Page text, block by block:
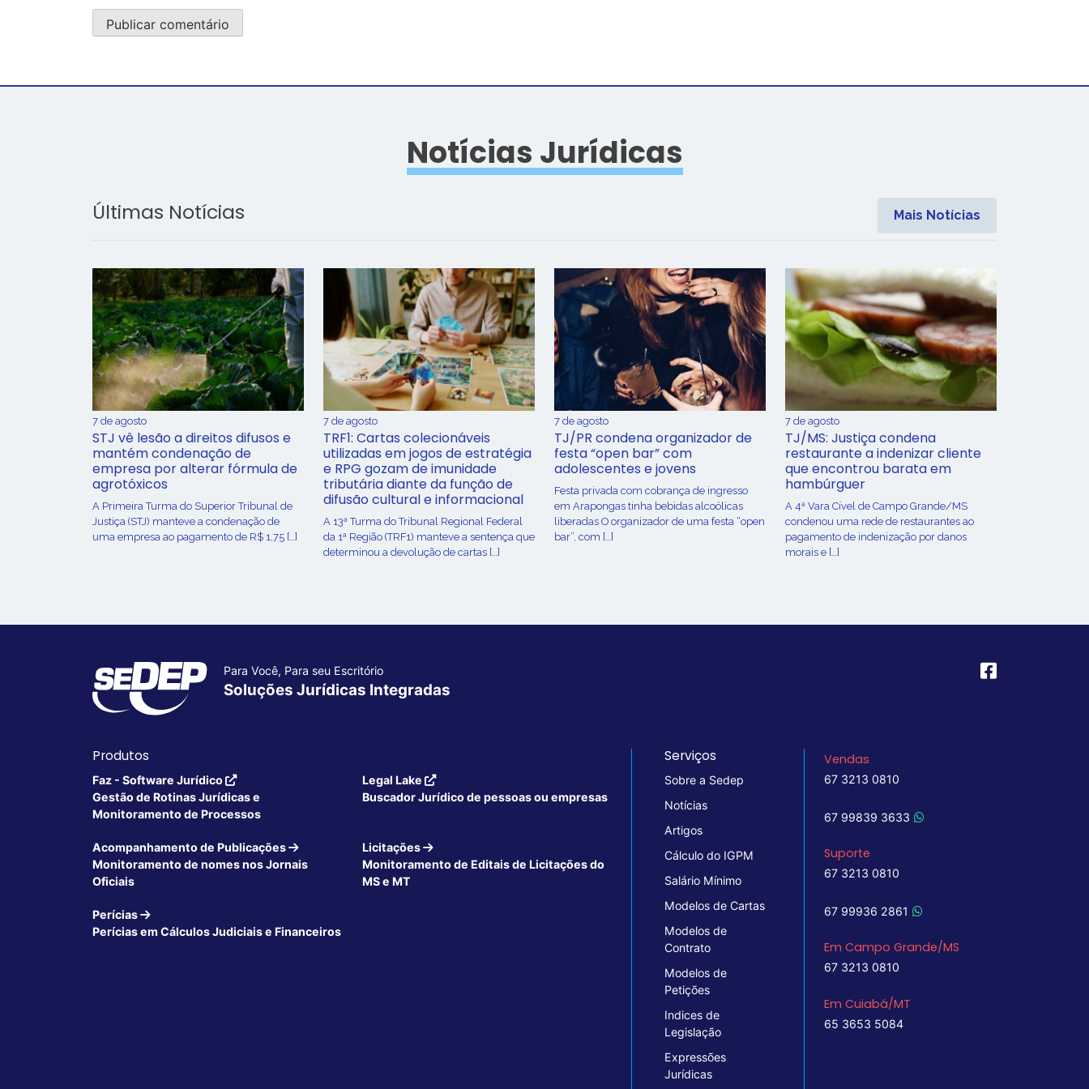
Notícias Jurídicas
Últimas Notícias Mais Notícias
7 de agosto
STJ vê lesão a direitos difusos e
mantém condenação de
empresa por alterar fórmula de
agrotóxicos
​A Primeira Turma do Superior Tribunal de
Justiça (STJ) manteve a condenação de
uma empresa ao pagamento de R$ 1,75 […]
7 de agosto
TRF1: Cartas colecionáveis
utilizadas em jogos de estratégia
e RPG gozam de imunidade
tributária diante da função de
difusão cultural e informacional
A 13ª Turma do Tribunal Regional Federal
da 1ª Região (TRF1) manteve a sentença que
determinou a devolução de cartas […]
7 de agosto
TJ/PR condena organizador de
festa “open bar” com
adolescentes e jovens
Festa privada com cobrança de ingresso
em Arapongas tinha bebidas alcoólicas
liberadas O organizador de uma festa “open
bar”, com […]
7 de agosto
TJ/MS: Justiça condena
restaurante a indenizar cliente
que encontrou barata em
hambúrguer
A 4ª Vara Cível de Campo Grande/MS
condenou uma rede de restaurantes ao
pagamento de indenização por danos
morais e […]
Para Você, Para seu Escritório
Soluções Jurídicas Integradas
Produtos
Faz - Software Jurídico
Gestão de Rotinas Jurídicas e
Monitoramento de Processos
Legal Lake
Buscador Jurídico de pessoas ou empresas
Acompanhamento de Publicações
Monitoramento de nomes nos Jornais
Oficiais
Licitações
Monitoramento de Editais de Licitações do
MS e MT
Perícias
Perícias em Cálculos Judiciais e Financeiros
Serviços
Sobre a Sedep
Notícias
Artigos
Cálculo do IGPM
Salário Mínimo
Modelos de Cartas
Modelos de
Contrato
Modelos de
Petições
Indices de
Legislação
Expressões
Jurídicas
Vendas
67 3213 0810
67 99839 3633
Suporte
67 3213 0810
67 99936 2861
Em Campo Grande/MS
67 3213 0810
Em Cuiabá/MT
65 3653 5084